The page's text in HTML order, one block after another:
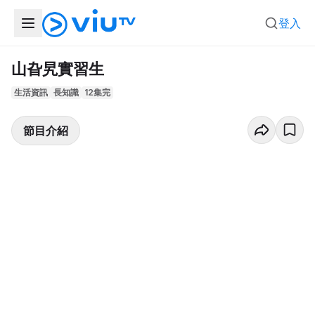
登入
山旮旯實習生
生活資訊 長知識 12集完
節目介紹